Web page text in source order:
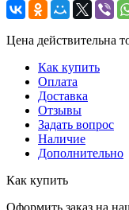
Цена действительна
Как купить
Оплата
Доставка
Отзывы
Задать вопрос
Наличие
Дополнительно
Как купить
Оформить заказ на